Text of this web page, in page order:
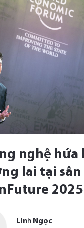
nghệ hứa
lai tại sân
2025
Linh Ngọc